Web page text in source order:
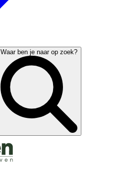
Waar ben je naar op zoek?